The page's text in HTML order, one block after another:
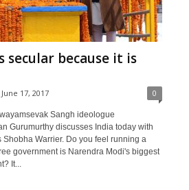
secular because it is
June 17, 2017 0
Sangh ideologue
Gurumurthy discusses India today with
Shobha Warrier. Do you feel running a
government is Narendra Modi's biggest
It...